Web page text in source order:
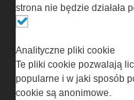
Regulamin
www.special-ops.pl
strona nie będzie działała
Analityczne pliki cookie
Te pliki cookie pozwalają
popularne i w jaki sposób
cookie są anonimowe.